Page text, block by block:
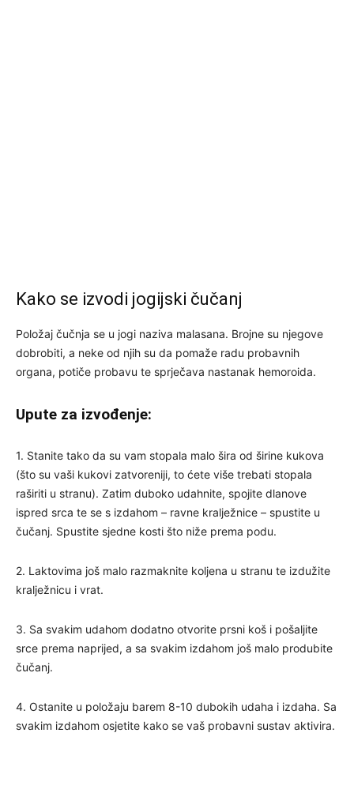
Kako se izvodi jogijski čučanj
Položaj čučnja se u jogi naziva malasana. Brojne su njegove
dobrobiti, a neke od njih su da pomaže radu probavnih
organa, potiče probavu te sprječava nastanak hemoroida.
Upute za izvođenje:
1. Stanite tako da su vam stopala malo šira od širine kukova
(što su vaši kukovi zatvoreniji, to ćete više trebati stopala
raširiti u stranu). Zatim duboko udahnite, spojite dlanove
ispred srca te se s izdahom – ravne kralježnice – spustite u
čučanj. Spustite sjedne kosti što niže prema podu.
2. Laktovima još malo razmaknite koljena u stranu te izdužite
kralježnicu i vrat.
3. Sa svakim udahom dodatno otvorite prsni koš i pošaljite
srce prema naprijed, a sa svakim izdahom još malo produbite
čučanj.
4. Ostanite u položaju barem 8-10 dubokih udaha i izdaha. Sa
svakim izdahom osjetite kako se vaš probavni sustav aktivira.